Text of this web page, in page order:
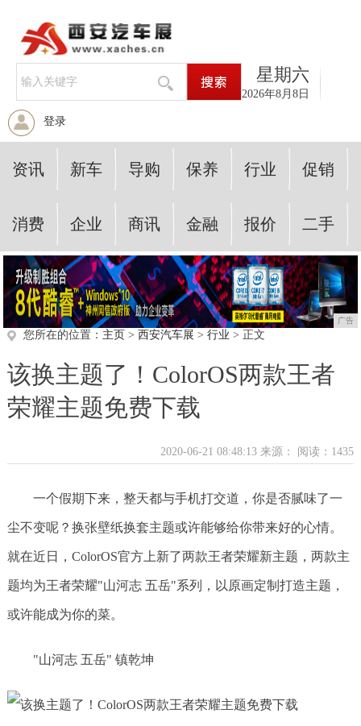
星期六
2026年8月8日
登录
资讯 新车 导购 保养 行业 促销
消费 企业 商讯 金融 报价 二手
广告
您所在的位置： 主页 > 西安汽车展 > 行业 > 正文
该换主题了！ColorOS两款王者
荣耀主题免费下载
2020-06-21 08:48:13 来源： 阅读：1435
一个假期下来，整天都与手机打交道，你是否腻味了一
尘不变呢？换张壁纸换套主题或许能够给你带来好的心情。
就在近日，ColorOS官方上新了两款王者荣耀新主题，两款主
题均为王者荣耀"山河志 五岳"系列，以原画定制打造主题，
或许能成为你的菜。
"山河志 五岳" 镇乾坤